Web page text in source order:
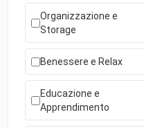
Organizzazione e
Storage
Benessere e Relax
Educazione e
Apprendimento